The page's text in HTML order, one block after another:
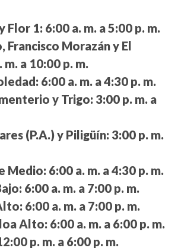
Flor 1: 6:00 a. m. a 5:00 p. m.
Francisco Morazán y El
m. a 10:00 p. m.
6:00 a. m. a 4:30 p. m.
y Trigo: 3:00 p. m. a
(P.A.) y Piligüín: 3:00 p. m.
Medio: 6:00 a. m. a 4:30 p. m.
6:00 a. m. a 7:00 p. m.
6:00 a. m. a 7:00 p. m.
Alto: 6:00 a. m. a 6:00 p. m.
p. m. a 6:00 p. m.